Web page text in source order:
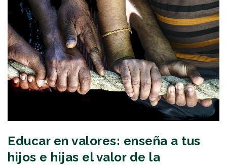
Educar en valores: enseña a tus
hijos e hijas el valor de la